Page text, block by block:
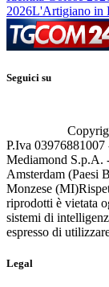
2026L'Artigiano in
Seguici su
P.Iva
Mediamond S.p.A.
Amsterdam (Paesi
Monzese (MI)
riprodotti è vietata
sistemi di
espresso di
Legal